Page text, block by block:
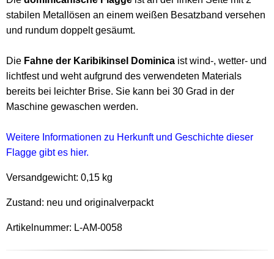
stabilen Metallösen an einem weißen Besatzband versehen
und rundum doppelt gesäumt.
Die Fahne der Karibikinsel Dominica ist wind-, wetter- und
lichtfest und weht aufgrund des verwendeten Materials
bereits bei leichter Brise. Sie kann bei 30 Grad in der
Maschine gewaschen werden.
Weitere Informationen zu Herkunft und Geschichte dieser
Flagge gibt es hier.
Versandgewicht: 0,15 kg
Zustand: neu und originalverpackt
Artikelnummer: L-AM-0058